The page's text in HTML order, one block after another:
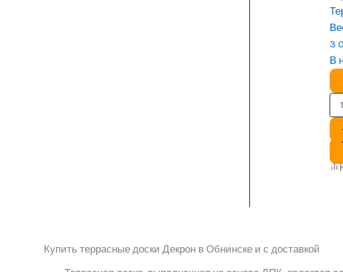
3
В
Купить террасные доски Декрон в Обнинске и с доставкой